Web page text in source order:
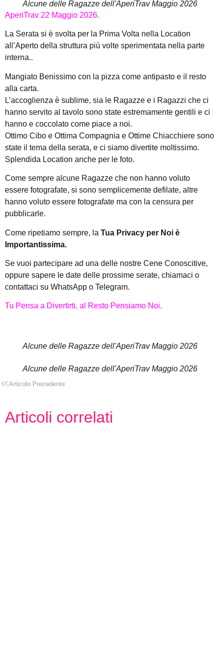
Alcune delle Ragazze dell'AperiTrav Maggio 2026
AperiTrav 22 Maggio 2026.
La Serata si è svolta per la Prima Volta nella Location
all’Aperto della struttura più volte sperimentata nella parte
interna..
Mangiato Benissimo con la pizza come antipasto e il resto
alla carta.
L’accoglienza è sublime, sia le Ragazze e i Ragazzi che ci
hanno servito al tavolo sono state estremamente gentili e ci
hanno e coccolato come piace a noi.
Ottimo Cibo e Ottima Compagnia e Ottime Chiacchiere sono
state il tema della serata, e ci siamo divertite moltissimo.
Splendida Location anche per le foto.
Come sempre alcune Ragazze che non hanno voluto
essere fotografate, si sono semplicemente defilate, altre
hanno voluto essere fotografate ma con la censura per
pubblicarle.
Come ripetiamo sempre, la Tua Privacy per Noi è
Importantissima.
Se vuoi partecipare ad una delle nostre Cene Conoscitive,
oppure sapere le date delle prossime serate, chiamaci o
contattaci su WhatsApp o Telegram.
Tu Pensa a Divertirti, al Resto Pensiamo Noi.
Alcune delle Ragazze dell'AperiTrav Maggio 2026
Alcune delle Ragazze dell'AperiTrav Maggio 2026
Articolo Precedente
Articoli correlati